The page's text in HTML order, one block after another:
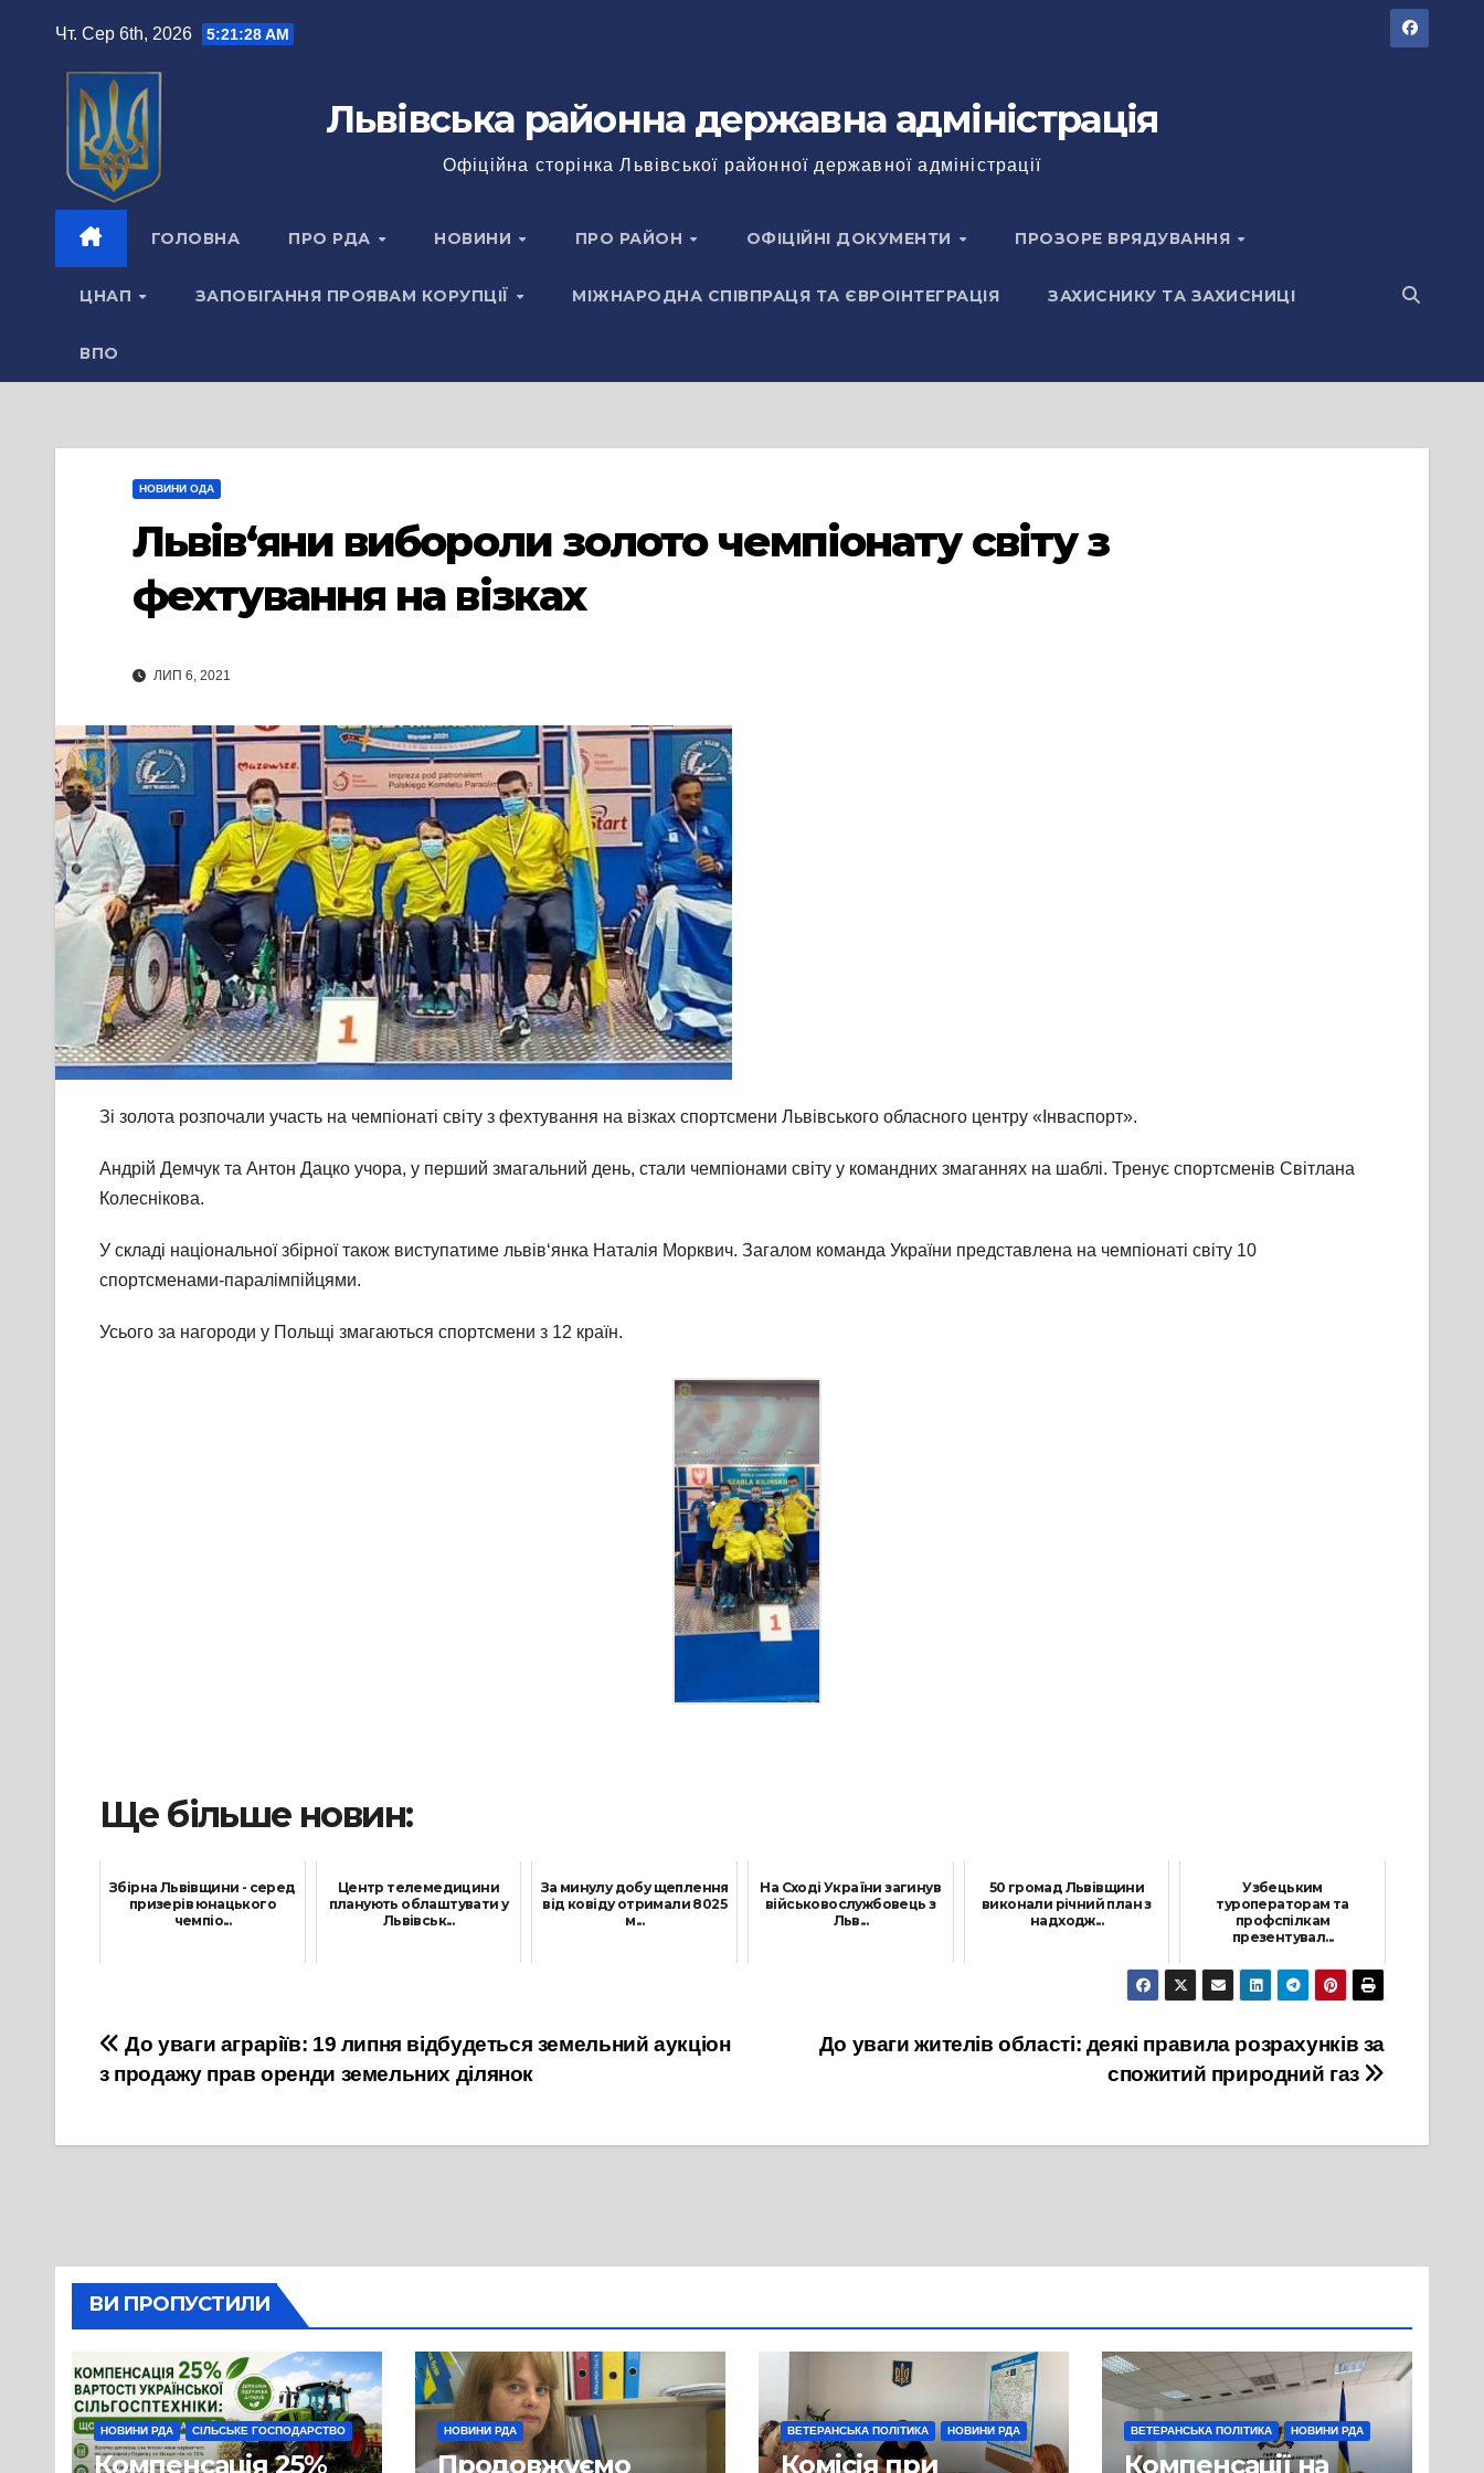
Чт. Сер 6th, 2026 5:21:29 AM
Львівська районна державна адміністрація
Офіційна сторінка Львівської районної державної адміністрації
ГОЛОВНА ПРО РДА НОВИНИ ПРО РАЙОН ОФІЦІЙНІ ДОКУМЕНТИ ПРОЗОРЕ ВРЯДУВАННЯ
ЦНАП ЗАПОБІГАННЯ ПРОЯВАМ КОРУПЦІЇ МІЖНАРОДНА СПІВПРАЦЯ ТА ЄВРОІНТЕГРАЦІЯ ЗАХИСНИКУ ТА ЗАХИСНИЦІ
ВПО
НОВИНИ ОДА
Львів‘яни вибороли золото чемпіонату світу з
фехтування на візках
ЛИП 6, 2021
Зі золота розпочали участь на чемпіонаті світу з фехтування на візках спортсмени Львівського обласного центру «Інваспорт».
Андрій Демчук та Антон Дацко учора, у перший змагальний день, стали чемпіонами світу у командних змаганнях на шаблі. Тренує спортсменів Світлана
Колеснікова.
У складі національної збірної також виступатиме львів‘янка Наталія Морквич. Загалом команда України представлена на чемпіонаті світу 10
спортсменами-паралімпійцями.
Усього за нагороди у Польщі змагаються спортсмени з 12 країн.
Ще більше новин:
Збірна Львівщини - серед
призерів юнацького
чемпіо...
Центр телемедицини
планують облаштувати у
Львівськ...
За минулу добу щеплення
від ковіду отримали 8025
м...
На Сході України загинув
військовослужбовець з
Льв...
50 громад Львівщини
виконали річний план з
надходж...
Узбецьким
туроператорам та
профспілкам
презентувал...
29 Вересня, 2021
Навігація
записів
До уваги жителів області: деякі правила розрахунків за
спожитий природний газ
До уваги аграріїв: 19 липня відбудеться земельний аукціон
з продажу прав оренди земельних ділянок
ВИ ПРОПУСТИЛИ
НОВИНИ РДА СІЛЬСЬКЕ ГОСПОДАРСТВО
Компенсація 25%
НОВИНИ РДА
Продовжуємо
ВЕТЕРАНСЬКА ПОЛІТИКА НОВИНИ РДА
Комісія при
ВЕТЕРАНСЬКА ПОЛІТИКА НОВИНИ РДА
Компенсації на